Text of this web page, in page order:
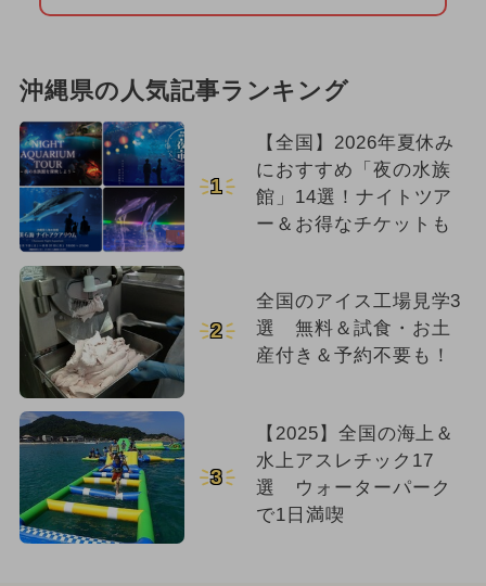
沖縄県の人気記事ランキング
1
【全国】2026年夏休み
におすすめ「夜の水族
館」14選！ナイトツア
ー＆お得なチケットも
2
全国のアイス工場見学3
選 無料＆試食・お土
産付き＆予約不要も！
3
【2025】全国の海上＆
水上アスレチック17
選 ウォーターパーク
で1日満喫